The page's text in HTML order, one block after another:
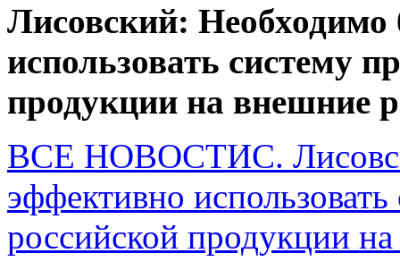
Лисовский: Необходимо
использовать систему
продукции на внешние
ВСЕ НОВОСТИС.
эффективно
российской продукции